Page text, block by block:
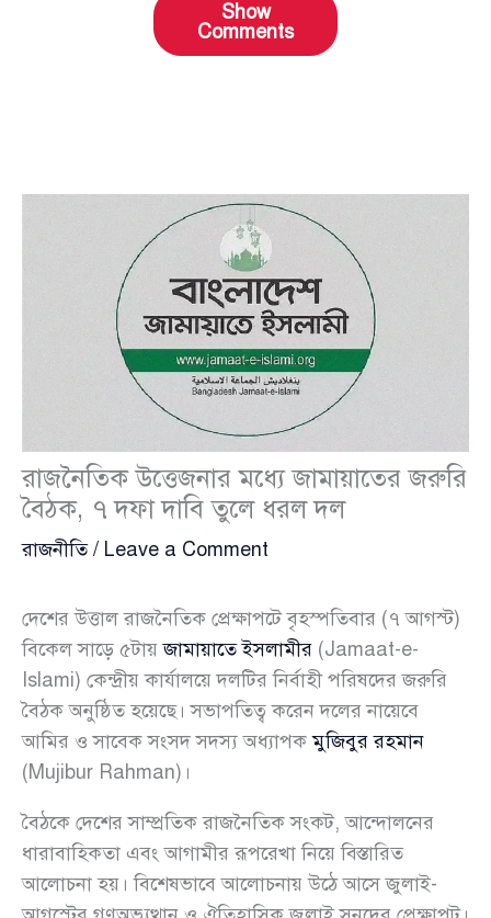
Show
Comments
রাজনৈতিক উত্তেজনার মধ্যে জামায়াতের জরুরি
বৈঠক, ৭ দফা দাবি তুলে ধরল দল
রাজনীতি/ Leave a Comment
দেশের উত্তাল রাজনৈতিক প্রেক্ষাপটে বৃহস্পতিবার (৭ আগস্ট)
বিকেল সাড়ে ৫টায়জামায়াতে ইসলামীর (Jamaat-e-
Islami) কেন্দ্রীয় কার্যালয়ে দলটির নির্বাহী পরিষদের জরুরি
বৈঠক অনুষ্ঠিত হয়েছে। সভাপতিত্ব করেন দলের নায়েবে
আমির ও সাবেক সংসদ সদস্য অধ্যাপকমুজিবুর রহমান
(Mujibur Rahman)।
বৈঠকে দেশের সাম্প্রতিক রাজনৈতিক সংকট, আন্দোলনের
ধারাবাহিকতা এবং আগামীর রূপরেখা নিয়ে বিস্তারিত
আলোচনা হয়। বিশেষভাবে আলোচনায় উঠে আসে জুলাই-